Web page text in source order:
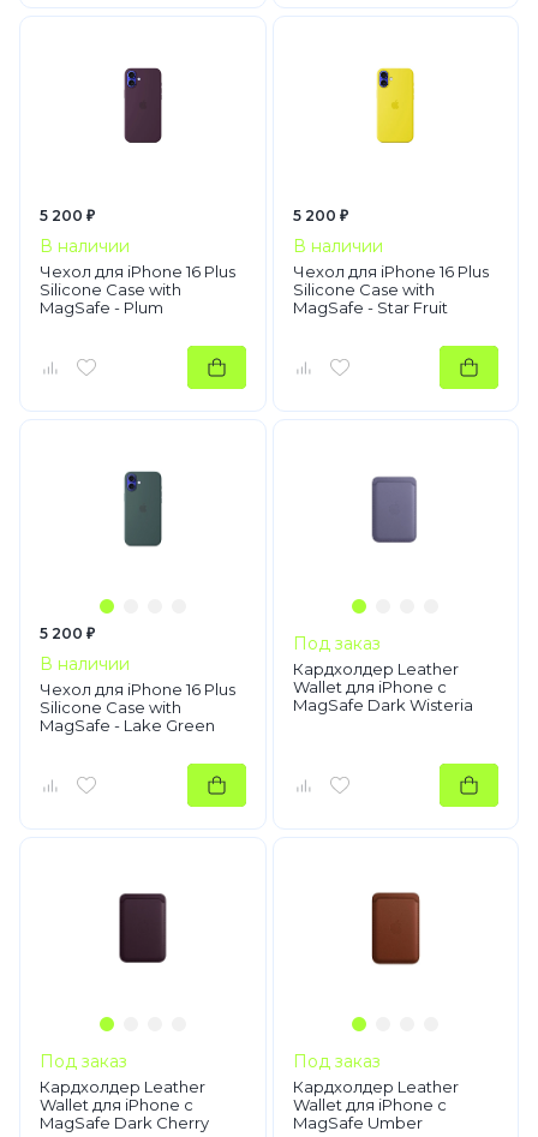
5 200 ₽
В наличии
Чехол для iPhone 16 Plus
Silicone Case with
MagSafe - Plum
5 200 ₽
В наличии
Чехол для iPhone 16 Plus
Silicone Case with
MagSafe - Star Fruit
5 200 ₽
В наличии
Чехол для iPhone 16 Plus
Silicone Case with
MagSafe - Lake Green
Под заказ
Кардхолдер Leather
Wallet для iPhone с
MagSafe Dark Wisteria
Под заказ
Кардхолдер Leather
Wallet для iPhone с
MagSafe Dark Cherry
Под заказ
Кардхолдер Leather
Wallet для iPhone с
MagSafe Umber